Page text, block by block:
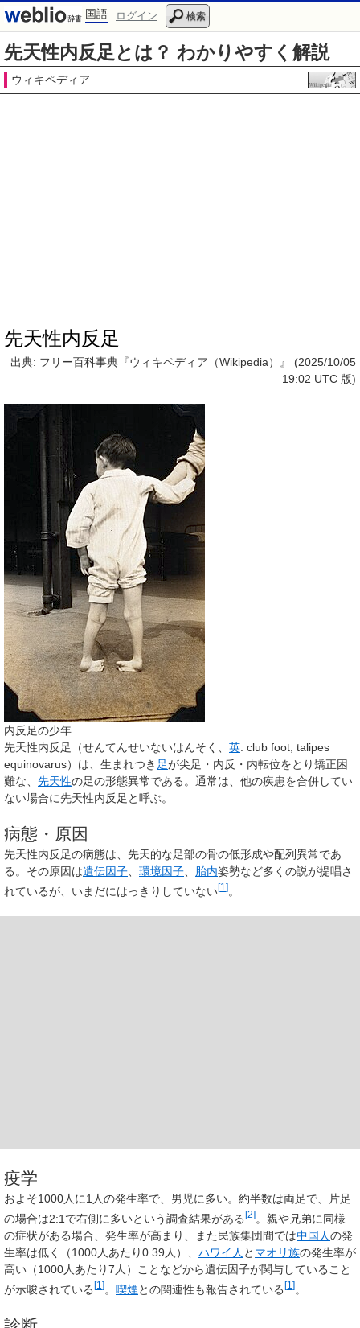
国語 ログイン 検索
先天性内反足とは？ わかりやすく解説
ウィキペディア
先天性内反足
出典: フリー百科事典『ウィキペディア（Wikipedia）』 (2025/10/05
19:02 UTC 版)
内反足の少年
先天性内反足
（せんてんせいないはんそく、 英: club foot, talipes
equinovarus）は、生まれつき 足が尖足・内反・内転位をとり矯正困
難な、 先天性の足の形態異常である。通常は、他の疾患を合併してい
ない場合に先天性内反足と呼ぶ。
病態・原因
先天性内反足の病態は、先天的な足部の骨の低形成や配列異常であ
る。その原因は遺伝因子、 環境因子、 胎内姿勢など多くの説が提唱さ
れているが、いまだにはっきりしていない[1 ] 。
疫学
およそ1000人に1人の発生率で、男児に多い。約半数は両足で、片足
の場合は2:1で右側に多いという調査結果がある[2]。親や兄弟に同様
の症状がある場合、発生率が高まり、また民族集団間では中国人の発
生率は低く（1000人あたり0.39人）、 ハワイ人 と マオリ族の発生率が
高い（1000人あたり7人）ことなどから遺伝因子が関与していること
が示唆されている[1 ] 喫煙との関連性も報告されている[1 ]